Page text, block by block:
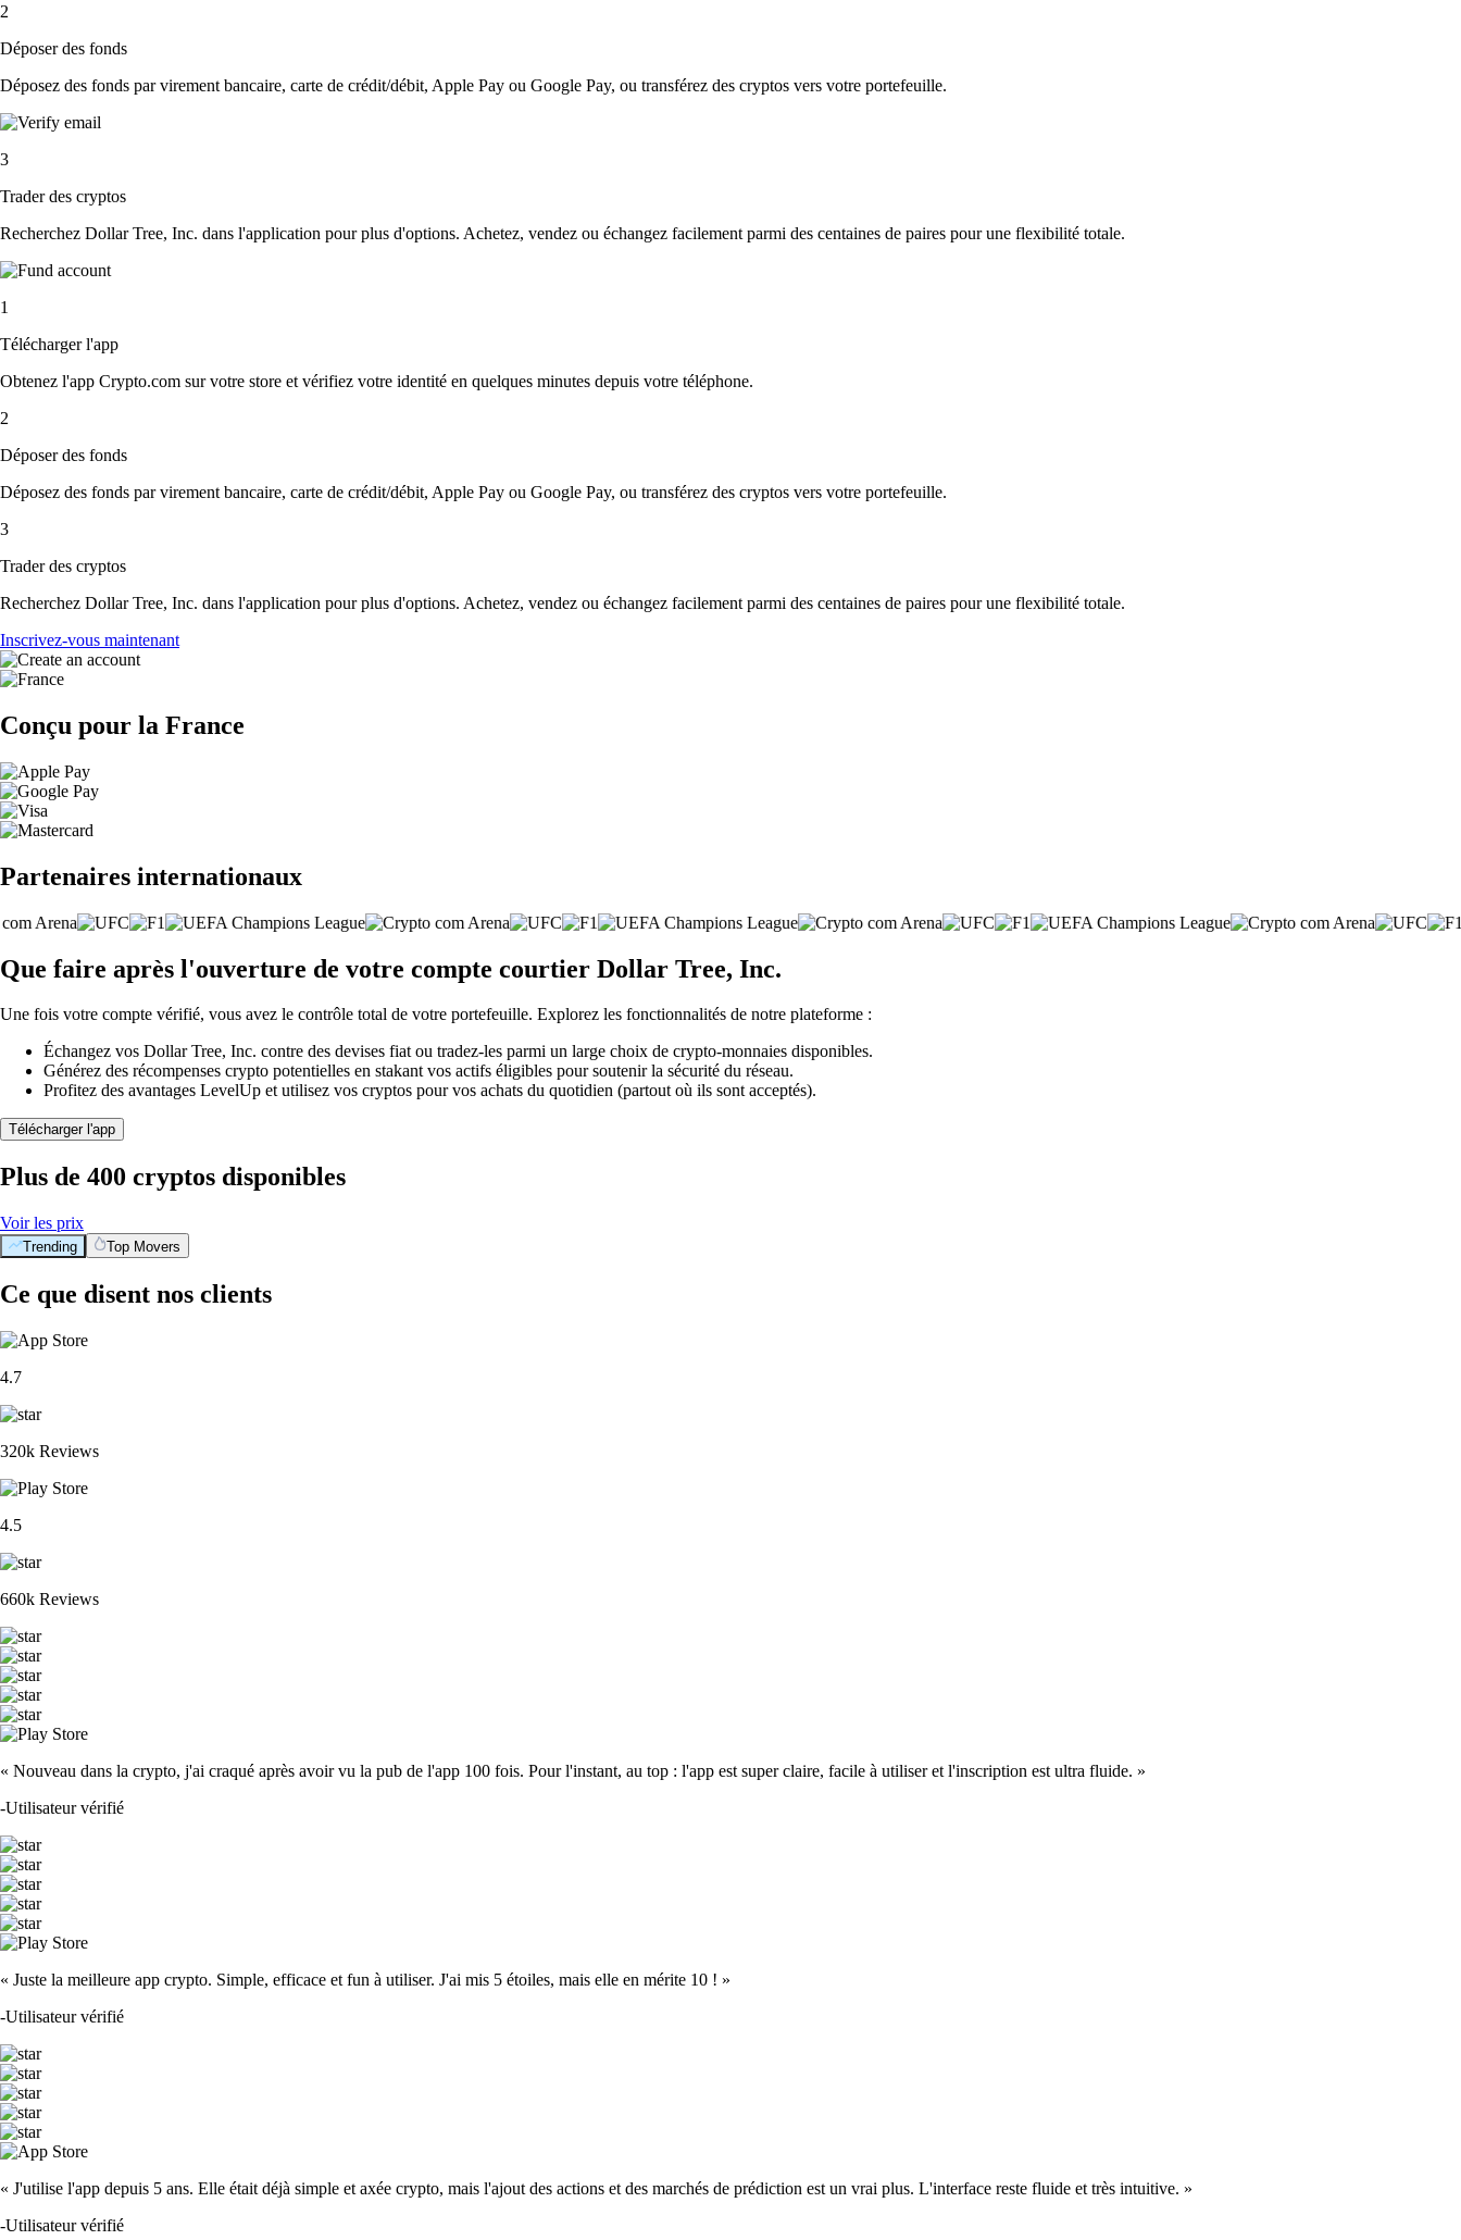
2
Déposer des fonds
Déposez des fonds par virement bancaire, carte de crédit/débit, Apple Pay ou Google Pay, ou transférez des cryptos vers votre portefeuille.
3
Trader des cryptos
Recherchez Dollar Tree, Inc. dans l'application pour plus d'options. Achetez, vendez ou échangez facilement parmi des centaines de paires pour une flexibilité totale.
1
Télécharger l'app
Obtenez l'app Crypto.com sur votre store et vérifiez votre identité en quelques minutes depuis votre téléphone.
2
Déposer des fonds
Déposez des fonds par virement bancaire, carte de crédit/débit, Apple Pay ou Google Pay, ou transférez des cryptos vers votre portefeuille.
3
Trader des cryptos
Recherchez Dollar Tree, Inc. dans l'application pour plus d'options. Achetez, vendez ou échangez facilement parmi des centaines de paires pour une flexibilité totale.
Inscrivez-vous maintenant
Conçu pour la France
Partenaires internationaux
Que faire après l'ouverture de votre compte courtier Dollar Tree, Inc.
Une fois votre compte vérifié, vous avez le contrôle total de votre portefeuille. Explorez les fonctionnalités de notre plateforme :
Échangez vos Dollar Tree, Inc. contre des devises fiat ou tradez-les parmi un large choix de crypto-monnaies disponibles.
Générez des récompenses crypto potentielles en stakant vos actifs éligibles pour soutenir la sécurité du réseau.
Profitez des avantages LevelUp et utilisez vos cryptos pour vos achats du quotidien (partout où ils sont acceptés).
Télécharger l'app
Plus de 400 cryptos disponibles
Voir les prix
Trending Top Movers
Ce que disent nos clients
4.7
320k Reviews
4.5
660k Reviews
« Nouveau dans la crypto, j'ai craqué après avoir vu la pub de l'app 100 fois. Pour l'instant, au top : l'app est super claire, facile à utiliser et l'inscription est ultra fluide. »
-Utilisateur vérifié
« Juste la meilleure app crypto. Simple, efficace et fun à utiliser. J'ai mis 5 étoiles, mais elle en mérite 10 ! »
-Utilisateur vérifié
« J'utilise l'app depuis 5 ans. Elle était déjà simple et axée crypto, mais l'ajout des actions et des marchés de prédiction est un vrai plus. L'interface reste fluide et très intuitive. »
-Utilisateur vérifié